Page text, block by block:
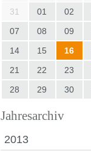
31
01 02
07
08 09
14
15 16
21
22 23
28
29 30
Jahresarchiv
2013